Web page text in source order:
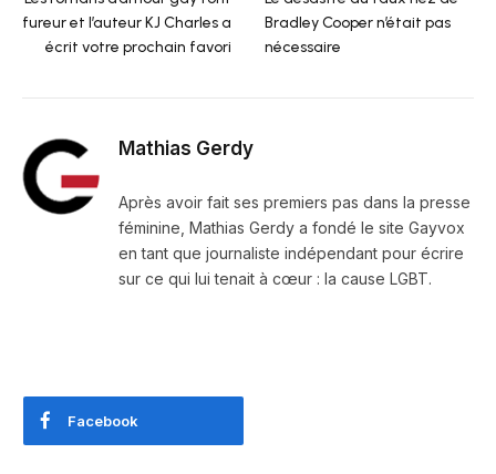
fureur et l’auteur KJ Charles a
écrit votre prochain favori
Bradley Cooper n’était pas
nécessaire
Mathias Gerdy
Après avoir fait ses premiers pas dans la presse
féminine, Mathias Gerdy a fondé le site Gayvox
en tant que journaliste indépendant pour écrire
sur ce qui lui tenait à cœur : la cause LGBT.
Facebook